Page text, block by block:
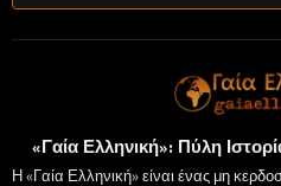
«Γαία Ελληνική»: Πύλη
Η «Γαία Ελληνική» είναι ένας μη